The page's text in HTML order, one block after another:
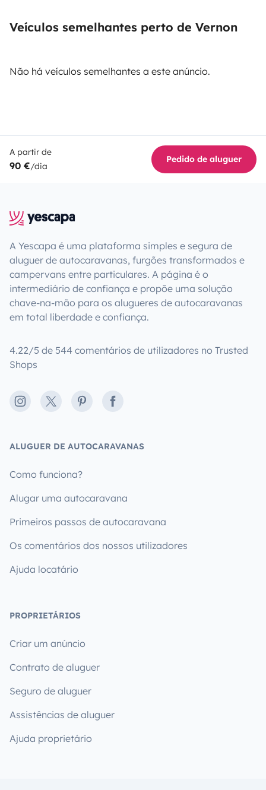
Veículos semelhantes perto de Vernon
Não há veículos semelhantes a este anúncio.
A partir de
90 €/dia
Pedido de aluguer
A Yescapa é uma plataforma simples e segura de
aluguer de autocaravanas, furgões transformados e
campervans entre particulares. A página é o
intermediário de confiança e propõe uma solução
chave-na-mão para os alugueres de autocaravanas
em total liberdade e confiança.
4.22/5 de 544 comentários de utilizadores no Trusted
Shops
Instagram
X PinterestFacebook
ALUGUER DE AUTOCARAVANAS
Como funciona?
Alugar uma autocaravana
Primeiros passos de autocaravana
Os comentários dos nossos utilizadores
Ajuda locatário
PROPRIETÁRIOS
Criar um anúncio
Contrato de aluguer
Seguro de aluguer
Assistências de aluguer
Ajuda proprietário